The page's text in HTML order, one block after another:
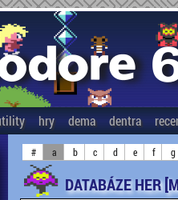
hry dema dentra
# a b c d e f g
DATABÁZE HER